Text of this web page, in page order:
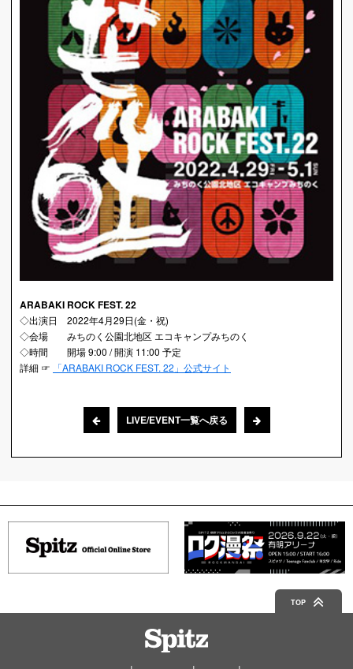
ARABAKI ROCK FEST. 22
◇出演日 2022年4月29日(金・祝)
◇会場 みちのく公園北地区 エコキャンプみちのく
◇時間 開場 9:00 / 開演 11:00 予定
詳細 ☞
「ARABAKI ROCK FEST. 22」公式サイト
LIVE/EVENT一覧へ戻る
TOP